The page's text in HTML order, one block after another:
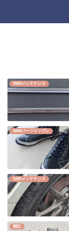
S660メンテナンス
S660パーツインプレ
S660メンテナンス
雑記